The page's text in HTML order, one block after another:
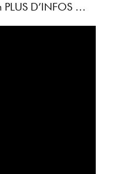
D’INFOS …